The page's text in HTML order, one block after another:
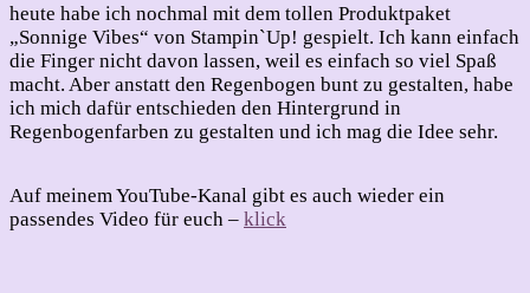
heute habe ich nochmal mit dem tollen Produktpaket
„Sonnige Vibes“ von Stampin`Up! gespielt. Ich kann einfach
die Finger nicht davon lassen, weil es einfach so viel Spaß
macht. Aber anstatt den Regenbogen bunt zu gestalten, habe
ich mich dafür entschieden den Hintergrund in
Regenbogenfarben zu gestalten und ich mag die Idee sehr.
Auf meinem YouTube-Kanal gibt es auch wieder ein
passendes Video für euch – klick